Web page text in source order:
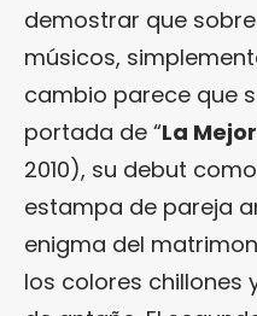
demostrar que
músicos,
cambio parece que
portada de “La
2010), su debut como
estampa de pareja
enigma del
los colores chillones